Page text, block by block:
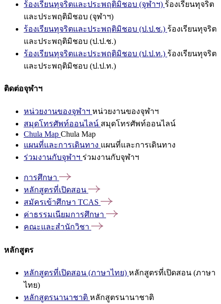
ร้องเรียนทุจริตและประพฤติมิชอบ (จุฬาฯ) ร้องเรียนทุจริต
และประพฤติมิชอบ (จุฬาฯ)
ร้องเรียนทุจริตและประพฤติมิชอบ (ป.ป.ช.) ร้องเรียนทุจริต
และประพฤติมิชอบ (ป.ป.ช.)
ร้องเรียนทุจริตและประพฤติมิชอบ (ป.ป.ท.) ร้องเรียนทุจริต
และประพฤติมิชอบ (ป.ป.ท.)
ติดต่อจุฬาฯ
หน่วยงานของจุฬาฯ หน่วยงานของจุฬาฯ
สมุดโทรศัพท์ออนไลน์ สมุดโทรศัพท์ออนไลน์
Chula Map Chula Map
แผนที่และการเดินทาง แผนที่และการเดินทาง
ร่วมงานกับจุฬาฯ ร่วมงานกับจุฬาฯ
การศึกษา
หลักสูตรที่เปิดสอน
สมัครเข้าศึกษา TCAS
ค่าธรรมเนียมการศึกษา
คณะและสำนักวิชา
หลักสูตร
หลักสูตรที่เปิดสอน (ภาษาไทย) หลักสูตรที่เปิดสอน (ภาษา
ไทย)
หลักสูตรนานาชาติ หลักสูตรนานาชาติ